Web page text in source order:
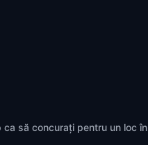
ca să concurați pentru un loc în